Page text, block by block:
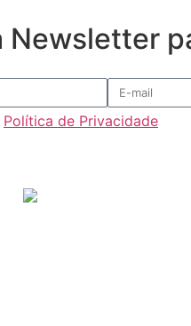
Newsletter
Política de Privacidade